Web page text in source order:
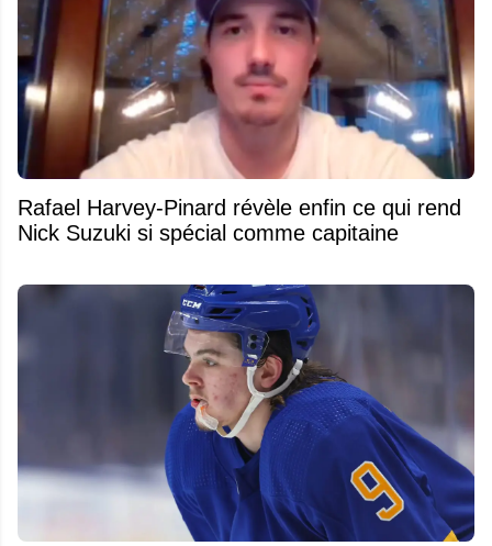
Rafael Harvey-Pinard révèle enfin ce qui rend
Nick Suzuki si spécial comme capitaine